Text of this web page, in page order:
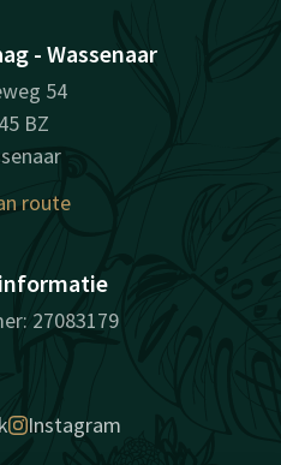
- Wassenaar
54
BZ
route
27083179
Instagram